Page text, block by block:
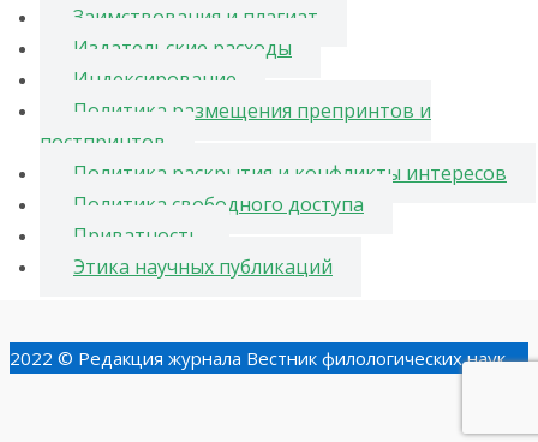
Заимствования и плагиат
Издательские расходы
Индексирование
Политика размещения препринтов и
постпринтов
Политика раскрытия и конфликты интересов
Политика свободного доступа
Приватность
Этика научных публикаций
2022 © Редакция журнала Вестник филологических наук